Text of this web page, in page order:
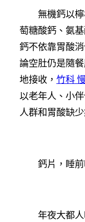
無機鈣以檸
萄糖酸鈣、氨
鈣不依靠胃酸
論空肚仍是隨
地接收， 竹科
以老年人、小
人群和胃酸缺
鈣片，睡
年夜大都人